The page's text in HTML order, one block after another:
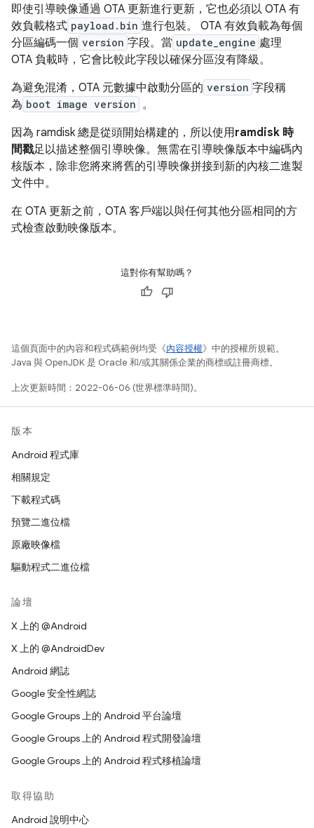
即使引導映像通過 OTA 更新進行更新，它也必須以 OTA 有
效負載格式 payload.bin 進行包裝。 OTA 有效負載為每個
分區編碼一個 version 字段。當 update_engine 處理
OTA 負載時，它會比較此字段以確保分區沒有降級。
為避免混淆，OTA 元數據中啟動分區的 version 字段稱
為 boot image version 。
因為 ramdisk 總是從頭開始構建的，所以使用ramdisk 時
間戳足以描述整個引導映像。無需在引導映像版本中編碼內
核版本，除非您將來將舊的引導映像拼接到新的內核二進製
文件中。
在 OTA 更新之前，OTA 客戶端以與任何其他分區相同的方
式檢查啟動映像版本。
這對你有幫助嗎？
這個頁面中的內容和程式碼範例均受《內容授權》中的授權所規範。
Java 與 OpenJDK 是 Oracle 和/或其關係企業的商標或註冊商標。
上次更新時間：2022-06-06 (世界標準時間)。
版本
Android 程式庫
相關規定
下載程式碼
預覽二進位檔
原廠映像檔
驅動程式二進位檔
論壇
X 上的 @Android
X 上的 @AndroidDev
Android 網誌
Google 安全性網誌
Google Groups 上的 Android 平台論壇
Google Groups 上的 Android 程式開發論壇
Google Groups 上的 Android 程式移植論壇
取得協助
Android 說明中心